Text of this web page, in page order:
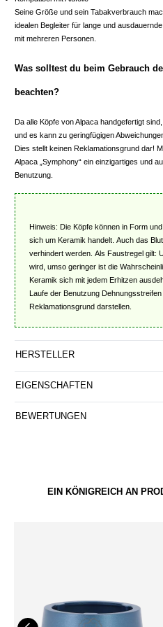
Seine Größe und sein Tabakverbrauch
idealen Begleiter für lange und ausdauernde
mit mehreren Personen.
Was solltest du beim Gebrauch
beachten?
Da alle Köpfe von Alpaca handgefertigt
und es kann zu geringfügigen
Dies stellt keinen Reklamationsgrund dar!
Alpaca „Symphony“ ein einzigartiges und
Benutzung.
Hinweis: Die Köpfe können in Form
sich um Keramik handelt. Auch das
verhindert werden. Als Faustregel gilt:
wird, umso geringer ist die
Keramik sich mit jedem Erhitzen
Laufe der Benutzung
Reklamationsgrund darstellen.
HERSTELLER
EIGENSCHAFTEN
BEWERTUNGEN
EIN KÖNIGREICH AN